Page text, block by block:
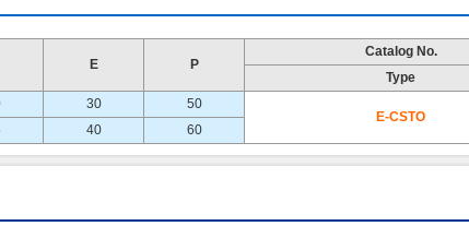
E P
Catalog No.
Type
30
50
E-CSTO
40 60